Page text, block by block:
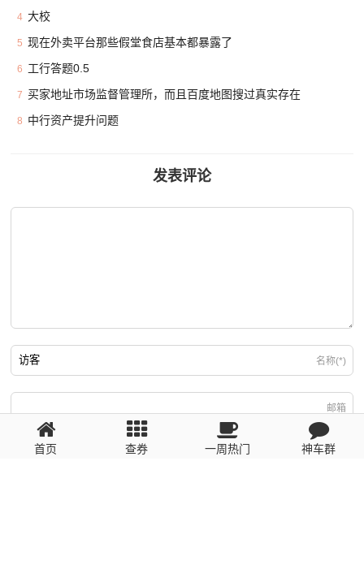
4 大校
5 现在外卖平台那些假堂食店基本都暴露了
6 工行答题0.5
7 买家地址市场监督管理所，而且百度地图搜过真实存在
8 中行资产提升问题
发表评论
名称(*)
邮箱
回复需填写必要信息
首页 查券 一周热门 神车群